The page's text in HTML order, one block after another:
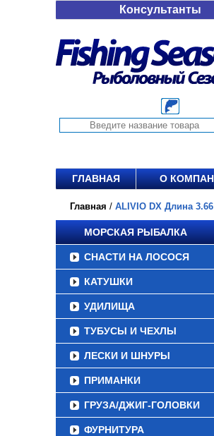
Консультанты
ГЛАВНАЯ О
Главная / ALIVIO DX Длина
МОРСКАЯ РЫБАЛКА
СНАСТИ НА ЛОСОСЯ
КАТУШКИ
УДИЛИЩА
ТУБУСЫ И ЧЕХЛЫ
ЛЕСКИ И ШНУРЫ
ПРИМАНКИ
ГРУЗА/ДЖИГ-ГОЛОВКИ
ФУРНИТУРА